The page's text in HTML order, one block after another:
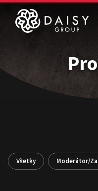
Všetky Moderátor/